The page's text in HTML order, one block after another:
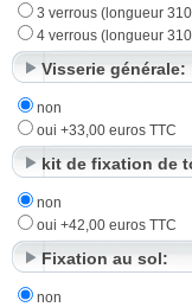
3 verrous (longueur
4 verrous (longueur
Visserie générale:
non
oui +33,00 euros TTC
kit de fixation de
non
oui +42,00 euros TTC
Fixation au sol:
non